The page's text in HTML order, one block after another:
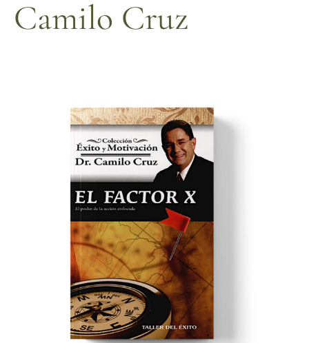
Camilo Cruz